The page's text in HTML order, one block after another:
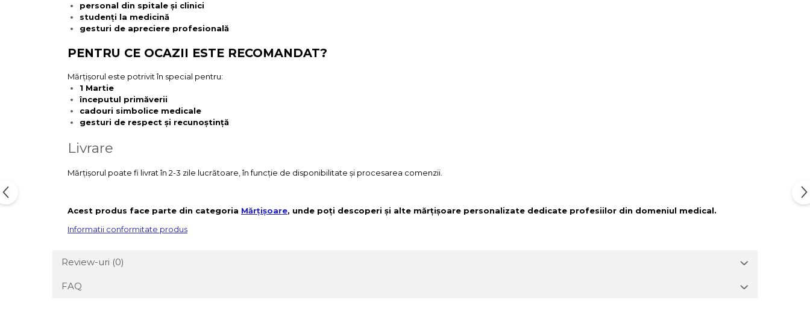
personal din spitale și clinici
studenți la medicină
gesturi de apreciere profesională
PENTRU CE OCAZII ESTE RECOMANDAT?
Mărțișorul este potrivit în special pentru:
1 Martie
începutul primăverii
cadouri simbolice medicale
gesturi de respect și recunoștință
Livrare
Mărțișorul poate fi livrat în 2-3 zile lucrătoare, în funcție de disponibilitate și procesarea comenzii.
Acest produs face parte din categoria Mărțișoare, unde poți descoperi și alte mărțișoare personalizate dedicate profesiilor din domeniul medical.
Informatii conformitate produs
Review-uri (0)
FAQ